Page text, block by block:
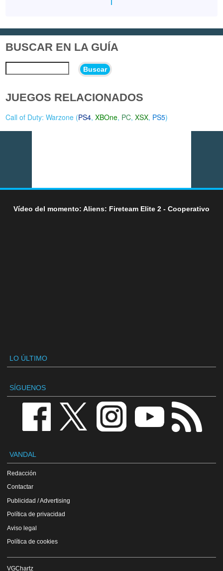
BUSCAR EN LA GUÍA
Buscar
JUEGOS RELACIONADOS
Call of Duty: Warzone (PS4,XBOne, PC,XSX, PS5)
Vídeo del momento: Aliens: Fireteam Elite 2 - Cooperativo
LO ÚLTIMO
SÍGUENOS
VANDAL
Redacción
Contactar
Publicidad / Advertising
Política de privacidad
Aviso legal
Política de cookies
VGChartz